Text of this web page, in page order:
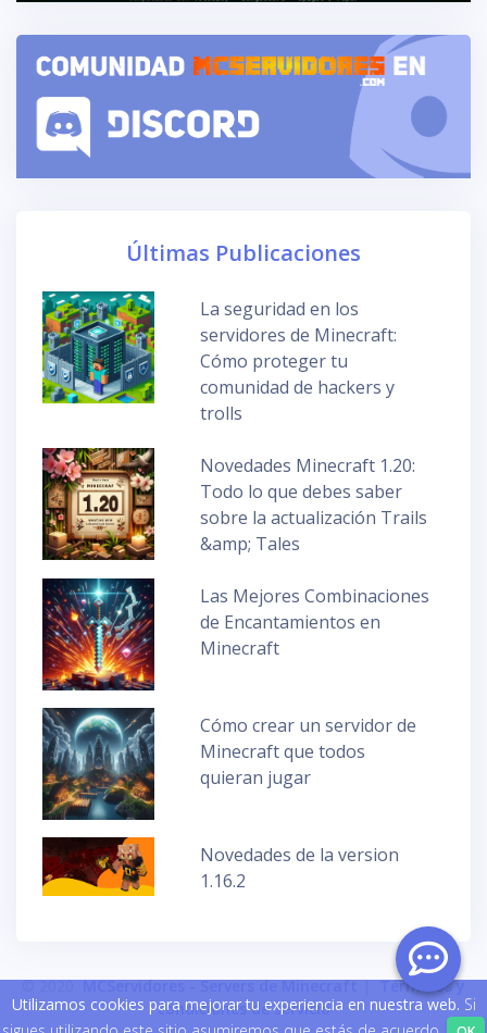
Últimas Publicaciones
La seguridad en los
servidores de Minecraft:
Cómo proteger tu
comunidad de hackers y
trolls
Novedades Minecraft 1.20:
Todo lo que debes saber
sobre la actualización Trails
&amp; Tales
Las Mejores Combinaciones
de Encantamientos en
Minecraft
Cómo crear un servidor de
Minecraft que todos
quieran jugar
Novedades de la version
1.16.2
© 2020 MCServidores - Servers de Minecraft| Términos y
condiciones de servicio
Utilizamos cookies para mejorar tu experiencia en nuestra web. Si